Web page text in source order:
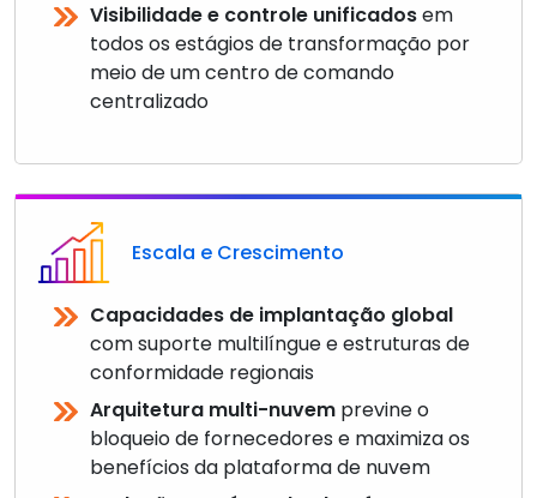
Visibilidade e controle unificadosem
todos os estágios de transformação por
meio de um centro de comando
centralizado
Escala e Crescimento
Capacidades de implantação global
com suporte multilíngue e estruturas de
conformidade regionais
Arquitetura multi-nuvem previne o
bloqueio de fornecedores e maximiza os
benefícios da plataforma de nuvem